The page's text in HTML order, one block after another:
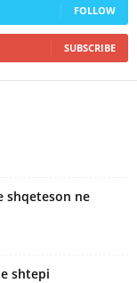
FOLLOW
SUBSCRIBE
shqeteson ne
shtepi